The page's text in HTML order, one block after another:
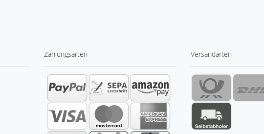
Zahlungsarten Versandarten